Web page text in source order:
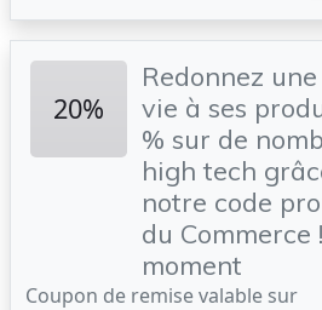
20%
Redonnez
vie à ses
% sur de
high tech
notre code
du Commerce
moment
Coupon de remise valable sur